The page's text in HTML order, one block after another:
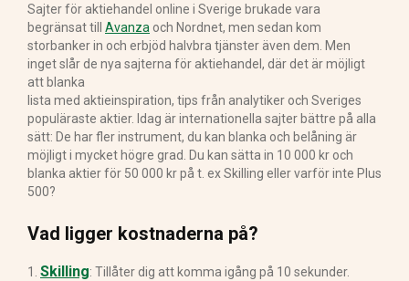
Sajter för aktiehandel online i Sverige brukade vara
begränsat till Avanza och Nordnet, men sedan kom
storbanker in och erbjöd halvbra tjänster även dem. Men
inget slår de nya sajterna för aktiehandel, där det är möjligt
att blanka
lista med aktieinspiration, tips från analytiker och Sveriges
populäraste aktier. Idag är internationella sajter bättre på alla
sätt: De har fler instrument, du kan blanka och belåning är
möjligt i mycket högre grad. Du kan sätta in 10 000 kr och
blanka aktier för 50 000 kr på t. ex Skilling eller varför inte Plus
500?
Vad ligger kostnaderna på?
1. Skilling: Tillåter dig att komma igång på 10 sekunder.